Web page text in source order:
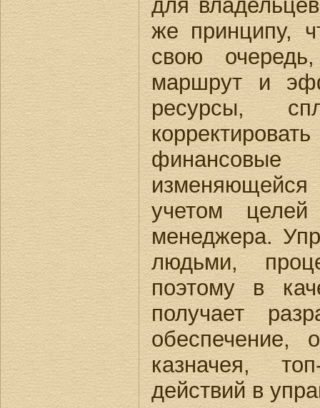
для
же принципу,
свою
маршрут и
ресурсы,
учетом
менеджера.
людьми,
поэтому в
получает
обеспечение,
казначея,
действий в